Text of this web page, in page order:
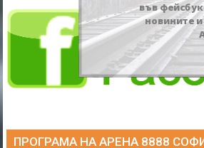
ПРОГРАМА НА АРЕНА 8888
във
новините